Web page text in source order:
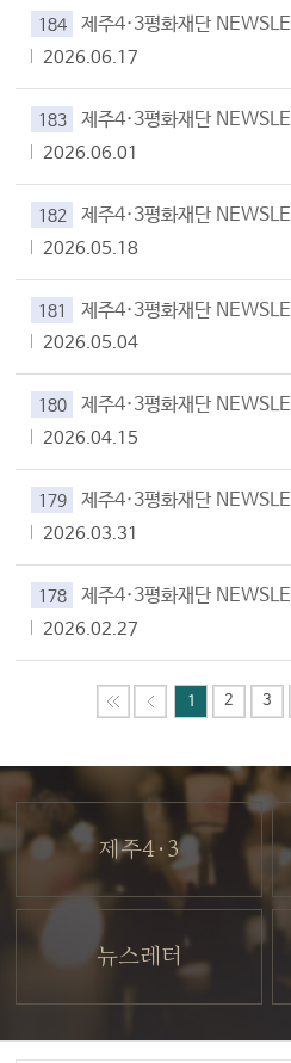
184
2026.06.17
183
2026.06.01
182
2026.05.18
181
2026.05.04
180
2026.04.15
179
2026.03.31
178
2026.02.27
1 2 3
제주4·3
뉴스레터